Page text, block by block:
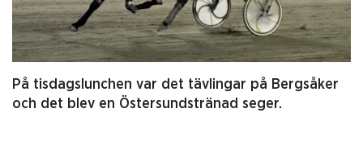
På tisdagslunchen var det tävlingar på Bergsåker
och det blev en Östersundstränad seger.